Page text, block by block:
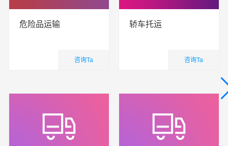
危险品运输
咨询Ta
轿车托运
咨询Ta